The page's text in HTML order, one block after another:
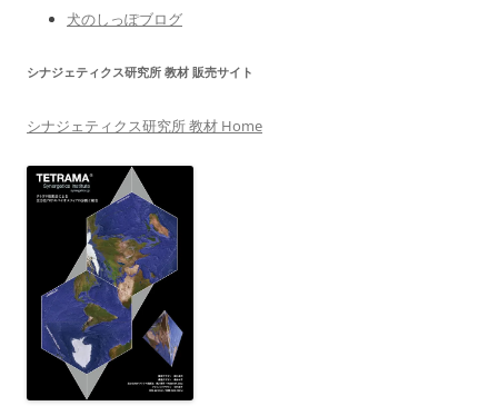
犬のしっぽブログ
シナジェティクス研究所 教材 販売サイト
シナジェティクス研究所 教材 Home